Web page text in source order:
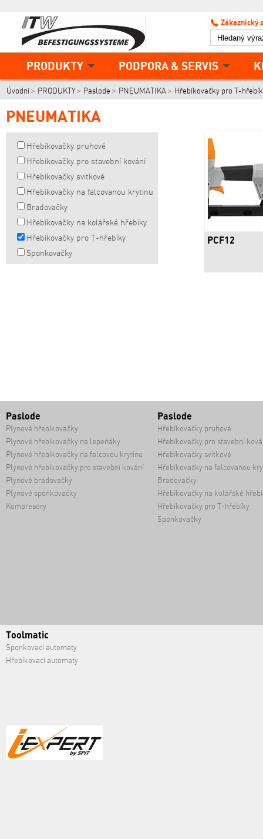
PRODUKTY PODPORA & SERVIS
Zákaznický
Úvodní PRODUKTY Paslode PNEUMATIKA Hřebíkovačky pro T-
PNEUMATIKA
Hřebíkovačky pruhové
Hřebíkovačky pro stavební kování
Hřebíkovačky svitkové
Hřebíkovačky na falcovanou krytinu
Bradovačky
Hřebíkovačky na kolářské hřebíky
Hřebíkovačky pro T-hřebíky
Sponkovačky
PCF12
Paslode
Plynové hřebíkovačky
Plynové hřebíkovačky na lepeňáky
Plynové hřebíkovačky na falcovou krytinu
Plynové hřebíkovačky pro stavební kování
Plynové bradovačky
Plynové sponkovačky
Kompresory
Paslode
Hřebíkovačky pruhové
Hřebíkovačky pro stavební
Hřebíkovačky svitkové
Hřebíkovačky na falcovanou
Bradovačky
Hřebíkovačky na kolářské
Hřebíkovačky pro T-hřebíky
Sponkovačky
Toolmatic
Sponkovací automaty
Hřebíkovací automaty